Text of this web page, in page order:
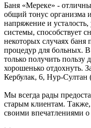
Баня «Мереке» -
общий тонус организма
напряжение и
системы, способствует
некоторых случаях баня
процедур для больных.
только получить пользу
хорошенько отдохнуть.
Кербулак, 6, Нур-Султан
Мы всегда рады
старым клиентам.
своими впечатлениями о